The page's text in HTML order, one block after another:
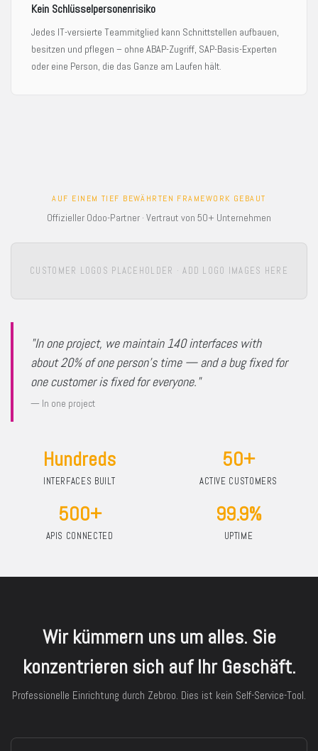
Kein Schlüsselpersonenrisiko
Jedes IT-versierte Teammitglied kann Schnittstellen aufbauen,
besitzen und pflegen – ohne ABAP-Zugriff, SAP-Basis-Experten
oder eine Person, die das Ganze am Laufen hält.
AUF EINEM TIEF BEWÄHRTEN FRAMEWORK GEBAUT
Offizieller Odoo-Partner · Vertraut von 50+ Unternehmen
CUSTOMER LOGOS PLACEHOLDER · ADD LOGO IMAGES HERE
"In one project, we maintain 140 interfaces with
about 20% of one person's time — and a bug fixed for
one customer is fixed for everyone."
— In one project
Hundreds
INTERFACES BUILT
50+
ACTIVE CUSTOMERS
500+
APIS CONNECTED
99.9%
UPTIME
Wir kümmern uns um alles. Sie
konzentrieren sich auf Ihr Geschäft.
Professionelle Einrichtung durch Zebroo. Dies ist kein Self-Service-Tool.